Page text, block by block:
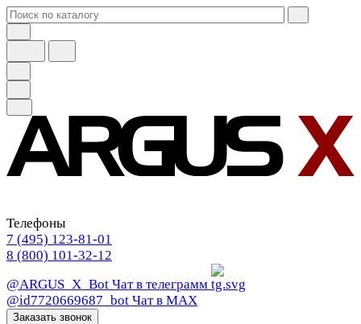
Телефоны
7 (495) 123-81-01
8 (800) 101-32-12
@ARGUS_X_Bot Чат в телеграмм
@id7720669687_bot Чат в МАХ
Заказать звонок